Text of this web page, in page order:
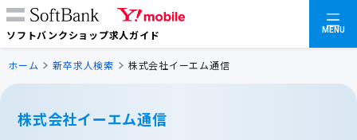
ソフトバンクショップ求人ガイド MENU
ホーム 新卒求人検索 株式会社イーエム通信
株式会社イーエム通信